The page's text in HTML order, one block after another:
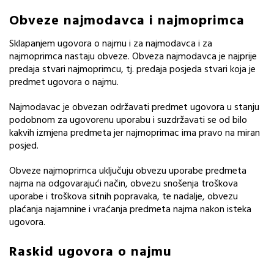
Obveze najmodavca i najmoprimca
Sklapanjem ugovora o najmu i za najmodavca i za
najmoprimca nastaju obveze. Obveza najmodavca je najprije
predaja stvari najmoprimcu, tj. predaja posjeda stvari koja je
predmet ugovora o najmu.
Najmodavac je obvezan održavati predmet ugovora u stanju
podobnom za ugovorenu uporabu i suzdržavati se od bilo
kakvih izmjena predmeta jer najmoprimac ima pravo na miran
posjed.
Obveze najmoprimca uključuju obvezu uporabe predmeta
najma na odgovarajući način, obvezu snošenja troškova
uporabe i troškova sitnih popravaka, te nadalje, obvezu
plaćanja najamnine i vraćanja predmeta najma nakon isteka
ugovora.
Raskid ugovora o najmu